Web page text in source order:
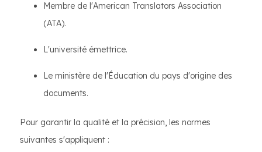
Membre de l'American Translators Association
(ATA).
L'université émettrice.
Le ministère de l'Éducation du pays d'origine des
documents.
Pour garantir la qualité et la précision, les normes
suivantes s'appliquent :